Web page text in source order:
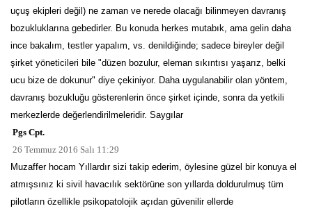
uçuş ekipleri değil) ne zaman ve nerede olacağı bilinmeyen davranış
bozukluklarına gebedirler. Bu konuda herkes mutabık, ama gelin daha
ince bakalım, testler yapalım, vs. denildiğinde; sadece bireyler değil
şirket yöneticileri bile "düzen bozulur, eleman sıkıntısı yaşarız, belki
ucu bize de dokunur" diye çekiniyor. Daha uygulanabilir olan yöntem,
davranış bozukluğu gösterenlerin önce şirket içinde, sonra da yetkili
merkezlerde değerlendirilmeleridir. Saygılar
Pgs Cpt.
26 Temmuz 2016 Salı 11:29
Muzaffer hocam Yıllardır sizi takip ederim, öylesine güzel bir konuya el
atmışsınız ki sivil havacılık sektörüne son yıllarda doldurulmuş tüm
pilotların özellikle psikopatolojik açıdan güvenilir ellerde